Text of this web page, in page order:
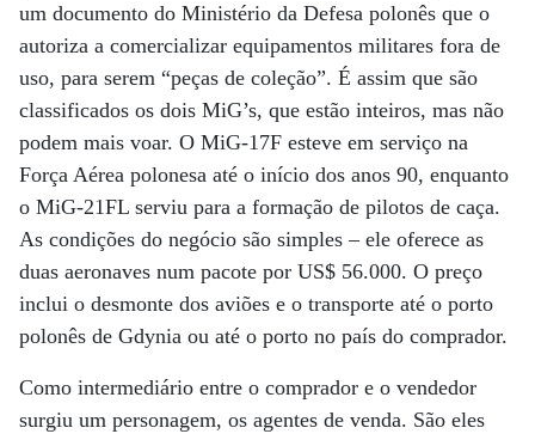
um documento do Ministério da Defesa polonês que o
autoriza a comercializar equipamentos militares fora de
uso, para serem “peças de coleção”. É assim que são
classificados os dois MiG’s, que estão inteiros, mas não
podem mais voar. O MiG-17F esteve em serviço na
Força Aérea polonesa até o início dos anos 90, enquanto
o MiG-21FL serviu para a formação de pilotos de caça.
As condições do negócio são simples – ele oferece as
duas aeronaves num pacote por US$ 56.000. O preço
inclui o desmonte dos aviões e o transporte até o porto
polonês de Gdynia ou até o porto no país do comprador.
Como intermediário entre o comprador e o vendedor
surgiu um personagem, os agentes de venda. São eles